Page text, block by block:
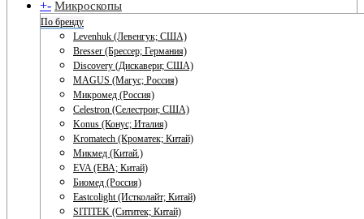
+- Микроскопы
По бренду
Levenhuk (Левенгук; США)
Bresser (Брессер; Германия)
Discovery (Дискавери; США)
MAGUS (Магус; Россия)
Микромед (Россия)
Celestron (Селестрон; США)
Konus (Конус; Италия)
Kromatech (Кроматек; Китай)
Микмед (Китай.)
EVA (ЕВА; Китай)
Биомед (Россия)
Eastcolight (Истколайт; Китай)
SITITEK (Сититек; Китай)